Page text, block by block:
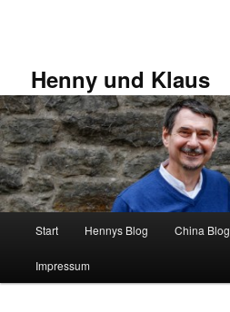
Henny und Klaus
Start Hennys Blog China Blog
Impressum